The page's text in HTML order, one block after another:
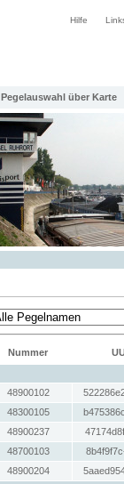
Hilfe
Pegelauswahl über Karte
Nummer
48900102
48300105
48900237
48700103
48900204